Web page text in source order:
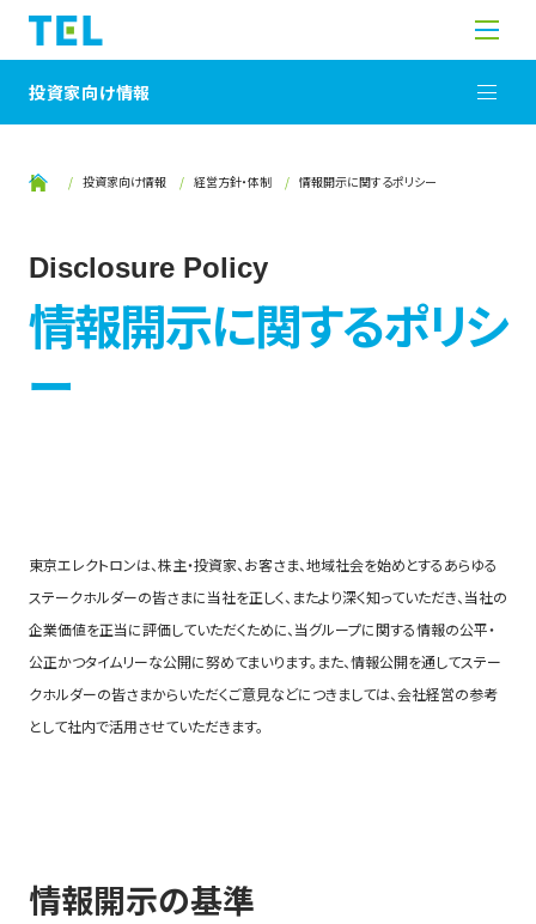
投資家向け情報
投資家向け情報 経営方針・体制 情報開示に関するポリシー
Disclosure Policy
情報開示に関するポリシ
ー
東京エレクトロンは、株主・投資家、お客さま、地域社会を始めとするあらゆる
ステークホルダーの皆さまに当社を正しく、またより深く知っていただき、当社の
企業価値を正当に評価していただくために、当グループに関する情報の公平・
公正かつタイムリーな公開に努めてまいります。また、情報公開を通してステー
クホルダーの皆さまからいただくご意見などにつきましては、会社経営の参考
として社内で活用させていただきます。
情報開示の基準